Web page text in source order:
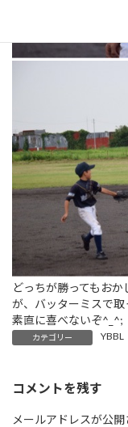
どっちが勝ってもお
が、バッターミスで取
素直に喜べないぞ^_^;
カテゴリー YBBL
コメントを残す
メールアドレスが公開